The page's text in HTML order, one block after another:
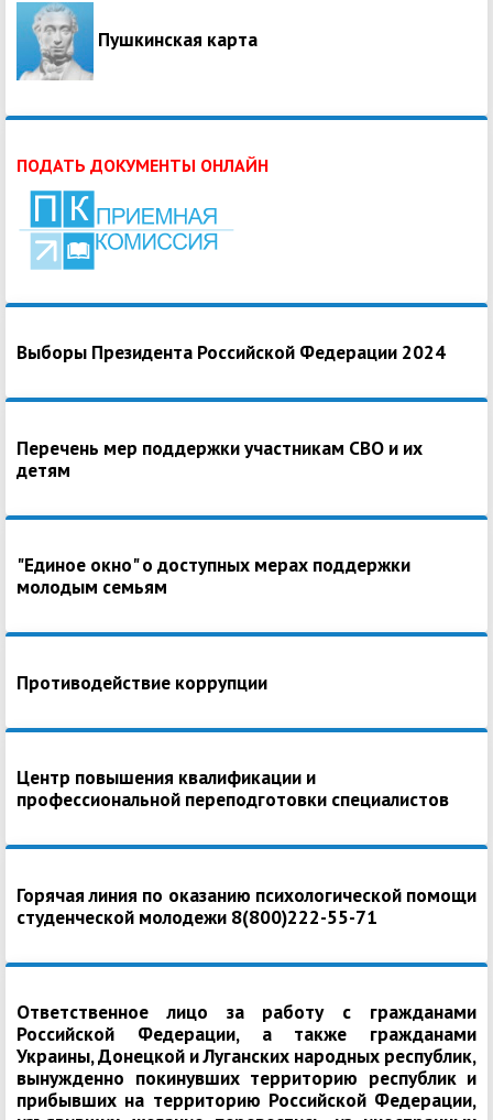
Пушкинская карта
ПОДАТЬ ДОКУМЕНТЫ ОНЛАЙН
Выборы Президента Российской Федерации 2024
Перечень мер поддержки участникам СВО и их
детям
"Единое окно" о доступных мерах поддержки
молодым семьям
Противодействие коррупции
Центр повышения квалификации и
профессиональной переподготовки специалистов
Горячая линия по оказанию психологической помощи
студенческой молодежи 8(800)222-55-71
Ответственное лицо за работу с гражданами
Российской Федерации, а также гражданами
Украины, Донецкой и Луганских народных республик,
вынужденно покинувших территорию республик и
прибывших на территорию Российской Федерации,